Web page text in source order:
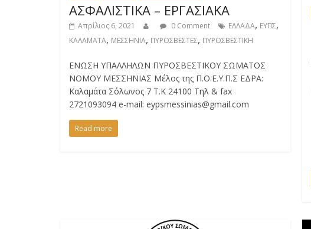
ΑΣΦΑΛΙΣΤΙΚΑ – ΕΡΓΑΣΙΑΚΑ
Απρίλιος 6, 2021 0 Comment ΕΛΛΑΔΑ, ΕΥΠΣ,
ΚΑΛΑΜΑΤΑ, ΜΕΣΣΗΝΙΑ, ΠΥΡΟΣΒΕΣΤΕΣ, ΠΥΡΟΣΒΕΣΤΙΚΗ
ΕΝΩΣΗ ΥΠΑΛΛΗΛΩΝ ΠΥΡΟΣΒΕΣΤΙΚΟΥ ΣΩΜΑΤΟΣ
ΝΟΜΟΥ ΜΕΣΣΗΝΙΑΣ Μέλος της Π.Ο.Ε.Υ.Π.Σ ΕΔΡΑ:
Καλαμάτα Σόλωνος 7 Τ.Κ 24100 Τηλ & fax
2721093094 e-mail: eypsmessinias@gmail.com
Read more